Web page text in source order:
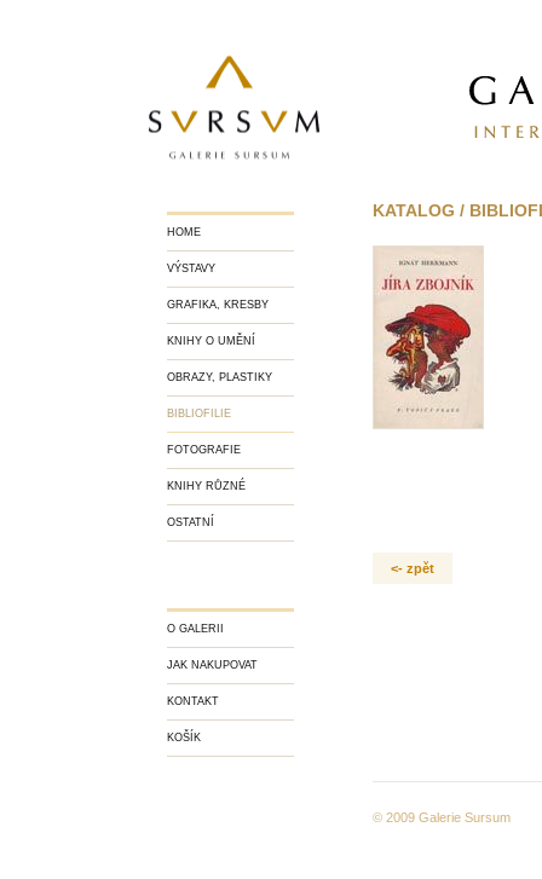
KATALOG /
<- zpět
HOME
VÝSTAVY
GRAFIKA, KRESBY
KNIHY O UMĚNÍ
OBRAZY, PLASTIKY
BIBLIOFILIE
FOTOGRAFIE
KNIHY RŮZNÉ
OSTATNÍ
O GALERII
JAK NAKUPOVAT
KONTAKT
KOŠÍK
© 2009 Galerie Sursum